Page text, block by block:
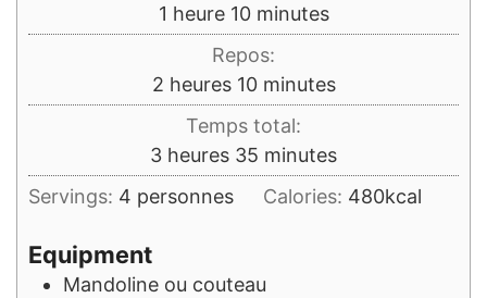
1 heure
heure 10minutes
minutes
Repos:
2heures
heures 10minutes
minutes
Temps total:
3heures
heures 35 minutes
minutes
Servings: 4 personnes Calories: 480kcal
Equipment
Mandoline ou couteau